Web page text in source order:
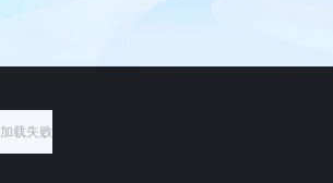
加载失败